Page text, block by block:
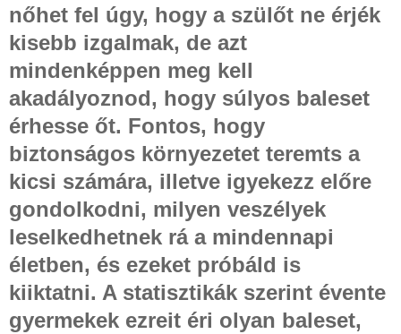
nőhet fel úgy, hogy a szülőt ne érjék
kisebb izgalmak, de azt
mindenképpen meg kell
akadályoznod, hogy súlyos baleset
érhesse őt. Fontos, hogy
biztonságos környezetet teremts a
kicsi számára, illetve igyekezz előre
gondolkodni, milyen veszélyek
leselkedhetnek rá a mindennapi
életben, és ezeket próbáld is
kiiktatni. A statisztikák szerint évente
gyermekek ezreit éri olyan baleset,